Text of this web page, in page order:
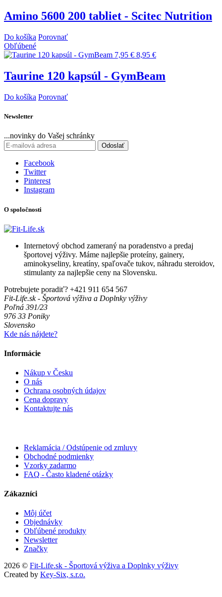
Amino 5600 200 tabliet - Scitec Nutrition
Do košíka Porovnať
Obľúbené
7,95 € 8,95 €
Taurine 120 kapsúl - GymBeam
Do košíka Porovnať
Newsletter
...novinky do Vašej schránky
Odoslať
Facebook
Twitter
Pinterest
Instagram
O spoločnosti
Internetový obchod zameraný na poradenstvo a predaj
športovej výživy. Máme najlepšie proteíny, gainery,
aminokyseliny, kreatíny, spaľovače tukov, náhradu steroidov,
stimulanty za najlepšie ceny na Slovensku.
Potrebujete poradiť? +421 911 654 567
Fit-Life.sk - Športová výživa a Doplnky výživy
Poľná 391/23
976 33 Poniky
Slovensko
Kde nás nájdete?
Informácie
Nákup v Česku
O nás
Ochrana osobných údajov
Cena dopravy
Kontaktujte nás
Reklamácia / Odstúpenie od zmluvy
Obchodné podmienky
Vzorky zadarmo
FAQ - Často kladené otázky
Zákazníci
Môj účet
Objednávky
Obľúbené produkty
Newsletter
Značky
2026 © Fit-Life.sk - Športová výživa a Doplnky výživy
Created by Key-Six, s.r.o.